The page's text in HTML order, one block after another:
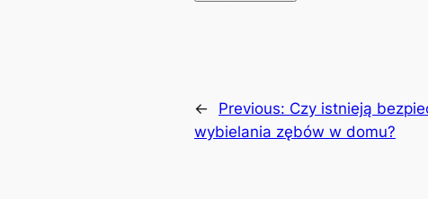
← Previous: Czy istnieją
wybielania zębów w domu?